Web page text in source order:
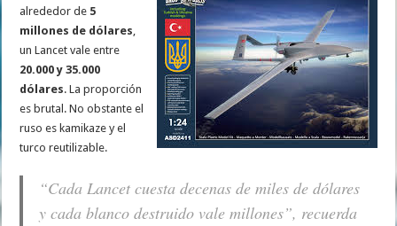
alrededor de 5
millones de dólares,
un Lancet vale entre
20.000 y 35.000
dólares. La proporción
es brutal. No obstante el
ruso es kamikaze y el
turco reutilizable.
“Cada Lancet cuesta decenas de miles de dólares
y cada blanco destruido vale millones”, recuerda